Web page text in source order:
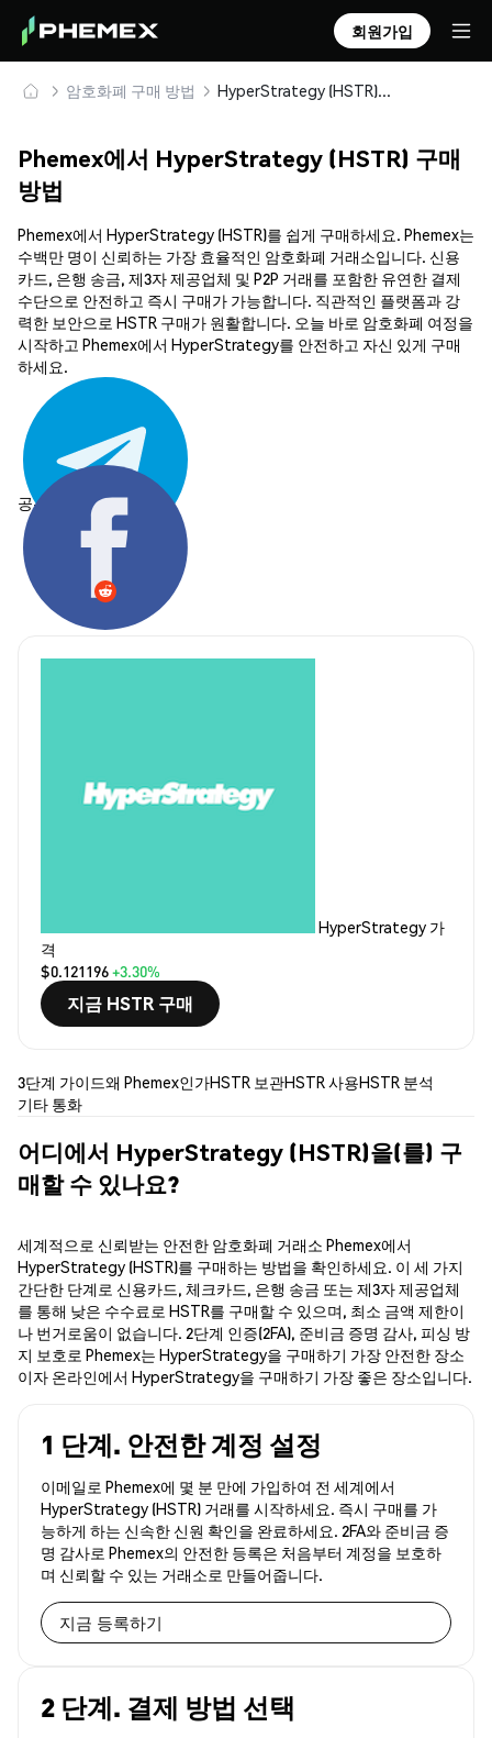
회원가입
암호화폐 구매 방법 HyperStrategy (HSTR) 안전하게 구매 및 보관
Phemex에서 HyperStrategy (HSTR) 구매
방법
Phemex에서 HyperStrategy (HSTR)를 쉽게 구매하세요. Phemex는
수백만 명이 신뢰하는 가장 효율적인 암호화폐 거래소입니다. 신용
카드, 은행 송금, 제3자 제공업체 및 P2P 거래를 포함한 유연한 결제
수단으로 안전하고 즉시 구매가 가능합니다. 직관적인 플랫폼과 강
력한 보안으로 HSTR 구매가 원활합니다. 오늘 바로 암호화폐 여정을
시작하고 Phemex에서 HyperStrategy를 안전하고 자신 있게 구매
하세요.
공유하기:
HyperStrategy 가
격
$0.121196+3.30%
지금 HSTR 구매
3단계 가이드왜 Phemex인가HSTR 보관HSTR 사용HSTR 분석
기타 통화
어디에서 HyperStrategy (HSTR)을(를) 구
매할 수 있나요?
세계적으로 신뢰받는 안전한 암호화폐 거래소 Phemex에서
HyperStrategy (HSTR)를 구매하는 방법을 확인하세요. 이 세 가지
간단한 단계로 신용카드, 체크카드, 은행 송금 또는 제3자 제공업체
를 통해 낮은 수수료로 HSTR를 구매할 수 있으며, 최소 금액 제한이
나 번거로움이 없습니다. 2단계 인증(2FA), 준비금 증명 감사, 피싱 방
지 보호로 Phemex는 HyperStrategy을 구매하기 가장 안전한 장소
이자 온라인에서 HyperStrategy을 구매하기 가장 좋은 장소입니다.
1 단계. 안전한 계정 설정
이메일로 Phemex에 몇 분 만에 가입하여 전 세계에서
HyperStrategy (HSTR) 거래를 시작하세요. 즉시 구매를 가
능하게 하는 신속한 신원 확인을 완료하세요. 2FA와 준비금 증
명 감사로 Phemex의 안전한 등록은 처음부터 계정을 보호하
며 신뢰할 수 있는 거래소로 만들어줍니다.
지금 등록하기
2 단계. 결제 방법 선택